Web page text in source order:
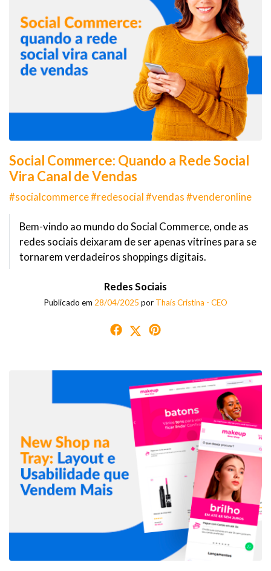
Social Commerce: Quando a Rede Social
Vira Canal de Vendas
#socialcommerce #redesocial #vendas #venderonline
Bem-vindo ao mundo do Social Commerce, onde as
redes sociais deixaram de ser apenas vitrines para se
tornarem verdadeiros shoppings digitais.
Redes Sociais
Publicado em 28/04/2025 por Thaís Cristina - CEO